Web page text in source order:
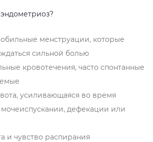
менструации, которые
сильной болью
кровотечения, часто спонтанные
усиливающаяся во время
дефекации или
и чувство распирания